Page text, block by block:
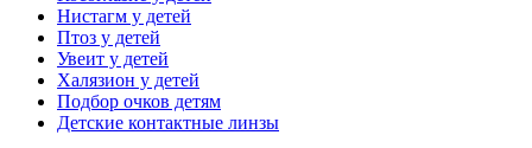
Нистагм у детей
Птоз у детей
Увеит у детей
Халязион у детей
Подбор очков детям
Детские контактные линзы